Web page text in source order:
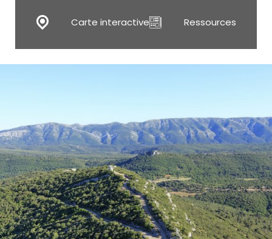
Carte interactive Ressources